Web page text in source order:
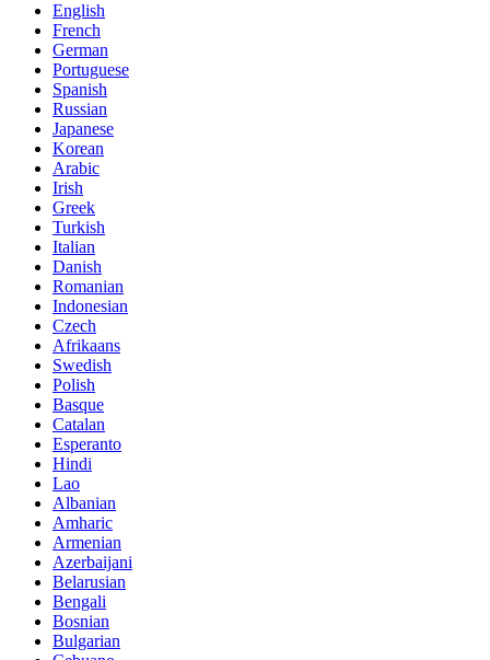
English
French
German
Portuguese
Spanish
Russian
Japanese
Korean
Arabic
Irish
Greek
Turkish
Italian
Danish
Romanian
Indonesian
Czech
Afrikaans
Swedish
Polish
Basque
Catalan
Esperanto
Hindi
Lao
Albanian
Amharic
Armenian
Azerbaijani
Belarusian
Bengali
Bosnian
Bulgarian